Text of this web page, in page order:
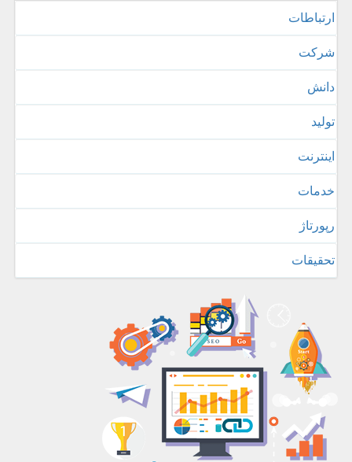
ارتباطات
شركت
دانش
تولید
اینترنت
خدمات
رپورتاژ
تحقیقات